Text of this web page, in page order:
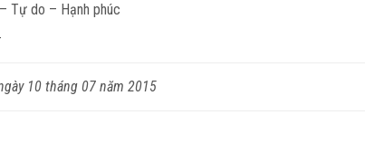
Tự do – Hạnh phúc
10 tháng 07 năm 2015